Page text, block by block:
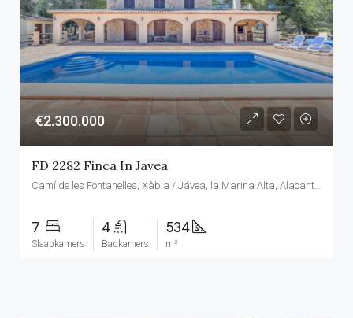
€2.300.000
FD 2282 Finca In Javea
7
Slaapkamers
4
Badkamers
534
m²